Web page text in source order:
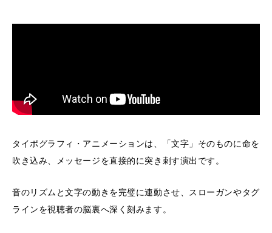
タイポグラフィ・アニメーションは、「文字」そのものに命を
吹き込み、メッセージを直接的に突き刺す演出です。
音のリズムと文字の動きを完璧に連動させ、スローガンやタグ
ラインを視聴者の脳裏へ深く刻みます。